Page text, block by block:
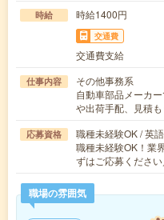
時給 時給1400円
交通費
交通費支給
仕事内容
その他事務系
自動車部品メーカ
や出荷手配、見積
応募資格
職種未経験OK / 英
職種未経験OK！業
ずはご応募くださ
職場の雰囲気